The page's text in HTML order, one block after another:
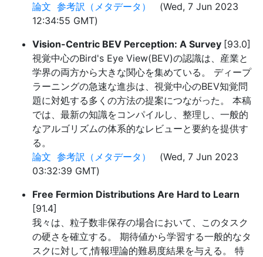
論文 参考訳（メタデータ）
(Wed, 7 Jun 2023
12:34:55 GMT)
Vision-Centric BEV Perception: A Survey [93.0]
視覚中心のBird's Eye View(BEV)の認識は、産業と
学界の両方から大きな関心を集めている。 ディープ
ラーニングの急速な進歩は、視覚中心のBEV知覚問
題に対処する多くの方法の提案につながった。 本稿
では、最新の知識をコンパイルし、整理し、一般的
なアルゴリズムの体系的なレビューと要約を提供す
る。
論文 参考訳（メタデータ）
(Wed, 7 Jun 2023
03:32:39 GMT)
Free Fermion Distributions Are Hard to Learn
[91.4]
我々は、粒子数非保存の場合において、このタスク
の硬さを確立する。 期待値から学習する一般的なタ
スクに対して,情報理論的難易度結果を与える。 特